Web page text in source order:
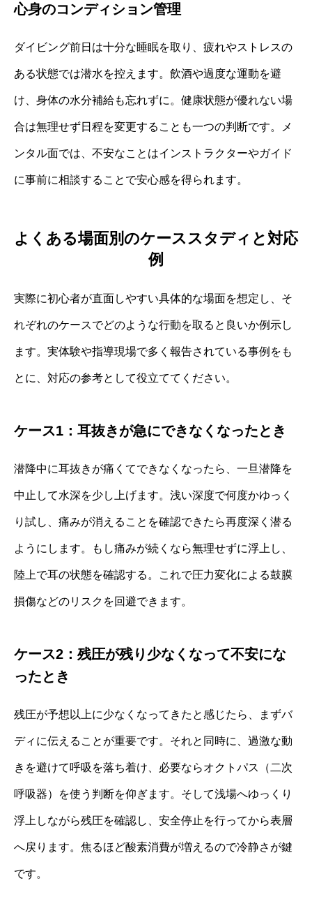
心身のコンディション管理
ダイビング前日は十分な睡眠を取り、疲れやストレスの
ある状態では潜水を控えます。飲酒や過度な運動を避
け、身体の水分補給も忘れずに。健康状態が優れない場
合は無理せず日程を変更することも一つの判断です。メ
ンタル面では、不安なことはインストラクターやガイド
に事前に相談することで安心感を得られます。
よくある場面別のケーススタディと対応
例
実際に初心者が直面しやすい具体的な場面を想定し、そ
れぞれのケースでどのような行動を取ると良いか例示し
ます。実体験や指導現場で多く報告されている事例をも
とに、対応の参考として役立ててください。
ケース1：耳抜きが急にできなくなったとき
潜降中に耳抜きが痛くてできなくなったら、一旦潜降を
中止して水深を少し上げます。浅い深度で何度かゆっく
り試し、痛みが消えることを確認できたら再度深く潜る
ようにします。もし痛みが続くなら無理せずに浮上し、
陸上で耳の状態を確認する。これで圧力変化による鼓膜
損傷などのリスクを回避できます。
ケース2：残圧が残り少なくなって不安にな
ったとき
残圧が予想以上に少なくなってきたと感じたら、まずバ
ディに伝えることが重要です。それと同時に、過激な動
きを避けて呼吸を落ち着け、必要ならオクトパス（二次
呼吸器）を使う判断を仰ぎます。そして浅場へゆっくり
浮上しながら残圧を確認し、安全停止を行ってから表層
へ戻ります。焦るほど酸素消費が増えるので冷静さが鍵
です。